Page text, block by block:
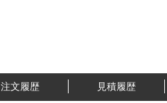
注文履歴 見積履歴